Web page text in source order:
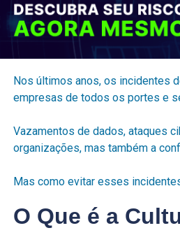
Nos últimos anos, os incidentes
empresas de todos os portes e
Vazamentos de dados, ataques
organizações, mas também a
Mas como evitar esses
O Que é a